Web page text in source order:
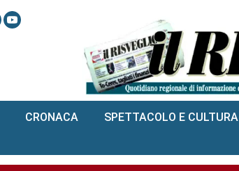
CRONACA SPETTACOLO E CULTURA